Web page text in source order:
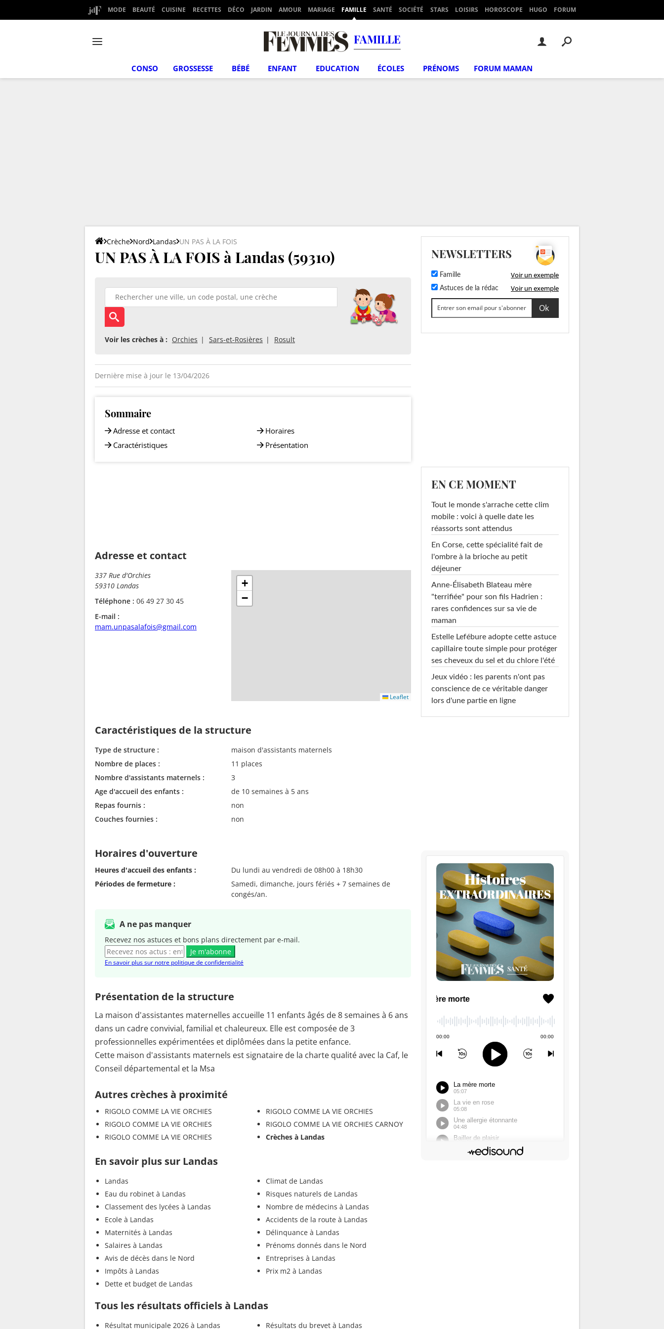
MODE BEAUTÉ CUISINE RECETTES DÉCO JARDIN AMOUR MARIAGE FAMILLE SANTÉ SOCIÉTÉ STARS LOISIRS HOROSCOPE HUGO FORUM
FAMILLE
CONSO GROSSESSE BÉBÉ ENFANT EDUCATION ÉCOLES PRÉNOMS FORUM MAMAN
Crèche Nord Landas UN PAS À LA FOIS
UN PAS À LA FOIS à Landas (59310)
Voir les crèches à : Orchies Sars-et-Rosières Rosult
Dernière mise à jour le 13/04/2026
Sommaire
Adresse et contact
Caractéristiques
Horaires
Présentation
Adresse et contact
337 Rue d'Orchies
59310 Landas
Téléphone : 06 49 27 30 45
E-mail :
mam.unpasalafois@gmail.com
+
−
Leaflet
Caractéristiques de la structure
Type de structure :
maison d'assistants maternels
Nombre de places :
11 places
Nombre d'assistants maternels :
3
Age d'accueil des enfants :
de 10 semaines à 5 ans
Repas fournis :
non
Couches fournies :
non
Horaires d'ouverture
Heures d'accueil des enfants :
Du lundi au vendredi de 08h00 à 18h30
Périodes de fermeture :
Samedi, dimanche, jours fériés + 7 semaines de
congés/an.
A ne pas manquer
Recevez nos astuces et bons plans directement par e-mail.
Je m'abonne
En savoir plus sur notre politique de confidentialité
Présentation de la structure
La maison d'assistantes maternelles accueille 11 enfants âgés de 8 semaines à 6 ans
dans un cadre convivial, familial et chaleureux. Elle est composée de 3
professionnelles expérimentées et diplômées dans la petite enfance.
Cette maison d'assistants maternels est signataire de la charte qualité avec la Caf, le
Conseil départemental et la Msa
Autres crèches à proximité
RIGOLO COMME LA VIE ORCHIES
RIGOLO COMME LA VIE ORCHIES
RIGOLO COMME LA VIE ORCHIES
RIGOLO COMME LA VIE ORCHIES
RIGOLO COMME LA VIE ORCHIES CARNOY
Crèches à Landas
En savoir plus sur Landas
Landas
Eau du robinet à Landas
Classement des lycées à Landas
Ecole à Landas
Maternités à Landas
Salaires à Landas
Avis de décès dans le Nord
Impôts à Landas
Dette et budget de Landas
Climat de Landas
Risques naturels de Landas
Nombre de médecins à Landas
Accidents de la route à Landas
Délinquance à Landas
Prénoms donnés dans le Nord
Entreprises à Landas
Prix m2 à Landas
Tous les résultats officiels à Landas
Résultat municipale 2026 à Landas Résultats du brevet à Landas
NEWSLETTERS
Famille Voir un exemple
Astuces de la rédac Voir un exemple
EN CE MOMENT
Tout le monde s'arrache cette clim
mobile : voici à quelle date les
réassorts sont attendus
En Corse, cette spécialité fait de
l'ombre à la brioche au petit
déjeuner
Anne-Élisabeth Blateau mère
"terrifiée" pour son fils Hadrien :
rares confidences sur sa vie de
maman
Estelle Lefébure adopte cette astuce
capillaire toute simple pour protéger
ses cheveux du sel et du chlore l'été
Jeux vidéo : les parents n'ont pas
conscience de ce véritable danger
lors d'une partie en ligne